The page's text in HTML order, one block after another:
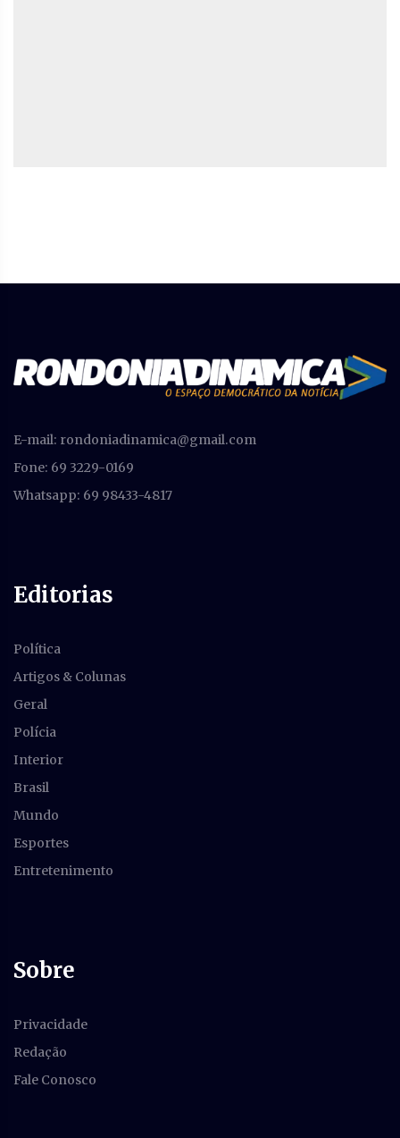
E-mail: rondoniadinamica@gmail.com
Fone: 69 3229-0169
Whatsapp: 69 98433-4817
Editorias
Política
Artigos & Colunas
Geral
Polícia
Interior
Brasil
Mundo
Esportes
Entretenimento
Sobre
Privacidade
Redação
Fale Conosco